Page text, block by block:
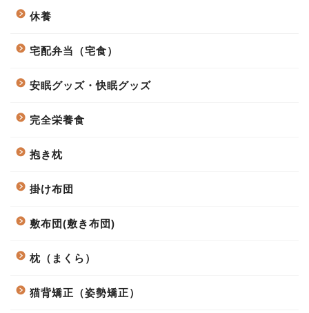
休養
宅配弁当（宅食）
安眠グッズ・快眠グッズ
完全栄養食
抱き枕
掛け布団
敷布団(敷き布団)
枕（まくら）
猫背矯正（姿勢矯正）